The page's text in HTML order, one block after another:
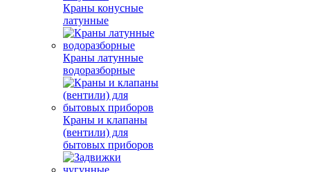
Краны конусные
латунные
Краны латунные
водоразборные
Краны и клапаны
(вентили) для
бытовых приборов